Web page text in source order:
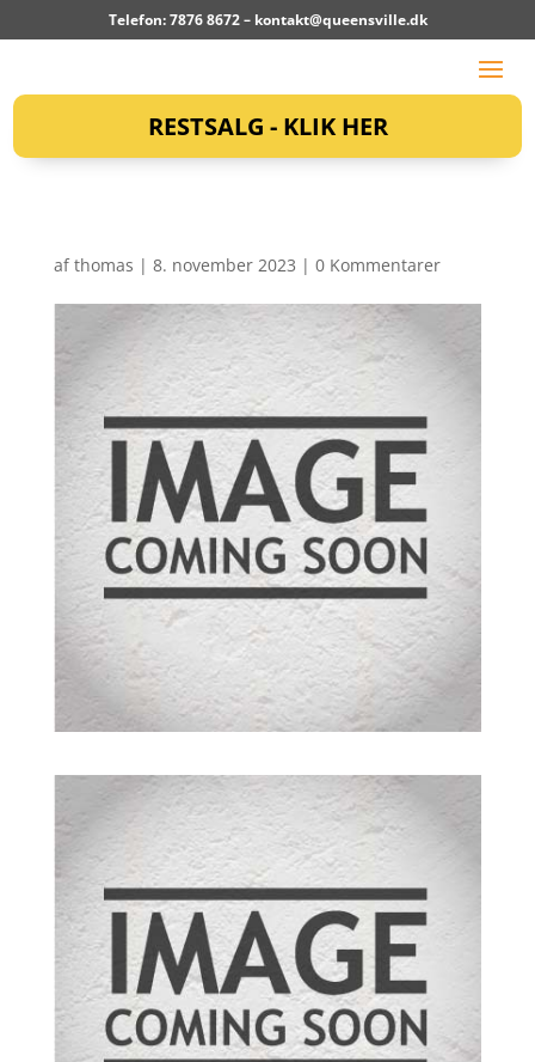
Telefon: 7876 8672 – kontakt@queensville.dk
RESTSALG - KLIK HER
afthomas | 8. november 2023 | 0 Kommentarer